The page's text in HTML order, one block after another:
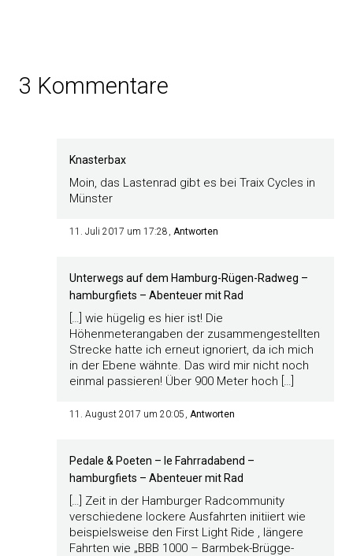
3 Kommentare
Knasterbax
Moin, das Lastenrad gibt es bei Traix Cycles in
Münster
11. Juli 2017 um 17:28 Antworten
Unterwegs auf dem Hamburg-Rügen-Radweg –
hamburgfiets – Abenteuer mit Rad
[…] wie hügelig es hier ist! Die
Höhenmeterangaben der zusammengestellten
Strecke hatte ich erneut ignoriert, da ich mich
in der Ebene wähnte. Das wird mir nicht noch
einmal passieren! Über 900 Meter hoch […]
11. August 2017 um 20:05 Antworten
Pedale & Poeten – le Fahrradabend –
hamburgfiets – Abenteuer mit Rad
[…] Zeit in der Hamburger Radcommunity
verschiedene lockere Ausfahrten initiiert wie
beispielsweise den First Light Ride , längere
Fahrten wie „BBB 1000 – Barmbek-Brügge-